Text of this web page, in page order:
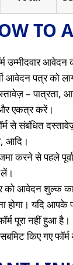
TO
उम्मीदवार
आवेदन पत्र को
– पात्रता,
एकत्र करें।
से संबंधित
आदि।
करने से पहले
को आवेदन शुल्क
होगा। यदि
पूरा नहीं हुआ है।
किए गए